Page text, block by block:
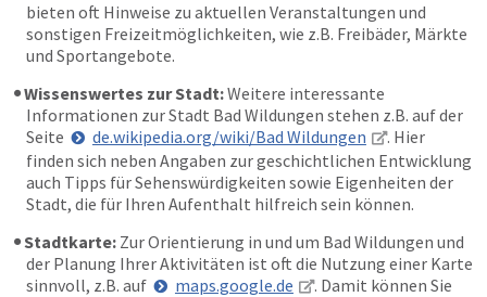
bieten oft Hinweise zu aktuellen Veranstaltungen und
sonstigen Freizeitmöglichkeiten, wie z.B. Freibäder, Märkte
und Sportangebote.
Wissenswertes zur Stadt:Weitere interessante
Informationen zur Stadt Bad Wildungen stehen z.B. auf der
Seite
de.wikipedia.org/wiki/Bad Wildungen
. Hier
finden sich neben Angaben zur geschichtlichen Entwicklung
auch Tipps für Sehenswürdigkeiten sowie Eigenheiten der
Stadt, die für Ihren Aufenthalt hilfreich sein können.
Stadtkarte: Zur Orientierung in und um Bad Wildungen und
der Planung Ihrer Aktivitäten ist oft die Nutzung einer Karte
sinnvoll, z.B. auf
maps.google.de
. Damit können Sie